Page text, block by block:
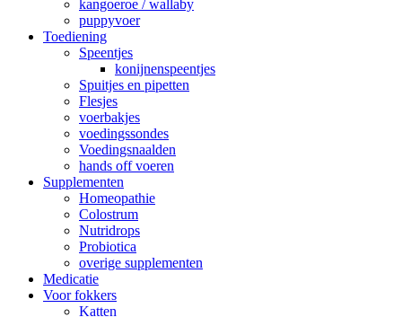
kangoeroe / wallaby
puppyvoer
Toediening
Speentjes
konijnenspeentjes
Spuitjes en pipetten
Flesjes
voerbakjes
voedingssondes
Voedingsnaalden
hands off voeren
Supplementen
Homeopathie
Colostrum
Nutridrops
Probiotica
overige supplementen
Medicatie
Voor fokkers
Katten